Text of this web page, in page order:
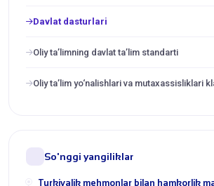
Davlat dasturlari
Oliy ta’limning davlat ta’lim standarti
Oliy ta’lim yo‘nalishlari va mutaxassisliklari
So'nggi yangiliklar
Turkiyalik mehmonlar bilan hamkorlik